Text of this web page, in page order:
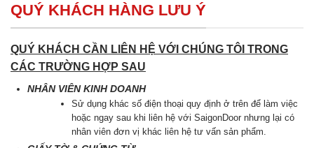
QUÝ KHÁCH HÀNG LƯU Ý
QUÝ KHÁCH CẦN LIÊN HỆ VỚI CHÚNG TÔI TRONG
CÁC TRƯỜNG HỢP SAU
NHÂN VIÊN KINH DOANH
Sử dụng khác số điện thoại quy định ở trên để làm việc
hoặc ngay sau khi liên hệ với SaigonDoor nhưng lại có
nhân viên đơn vị khác liên hệ tư vấn sản phẩm.